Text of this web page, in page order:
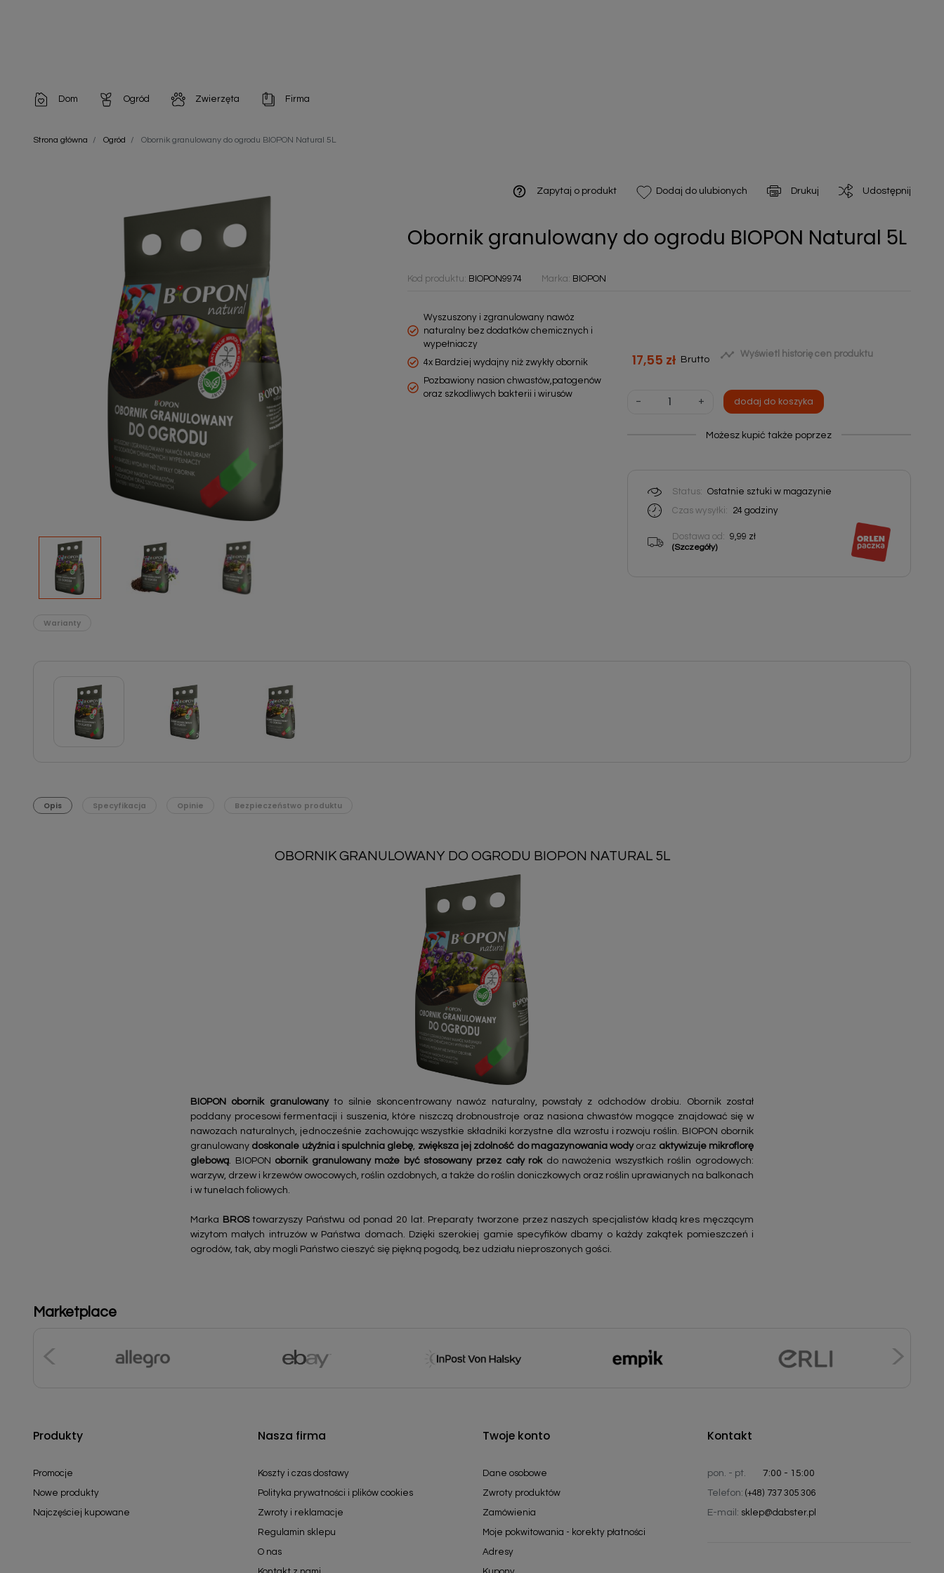
Dom
Artykuły dekoracyjne
Zobacz wszystkie
Ogród
Chemia do architektury ogrodowej
Odstraszacze owadów
Odstraszacze zwierząt
Nawozy i preparaty
Narzędzia ogrodnicze
Nasiona
Podłoża
Pozostałe
Środki ochrony roślin
Środki ochrony roślin dla profesjonalistów
Zobacz wszystkie
Zwierzęta
Szampony i odżywki
Chusteczki nawilżane
Firma
Artykuły Higieniczne
Strona główna Ogród Obornik granulowany do ogrodu BIOPON Natural 5L
help_outline Zapytaj o produkt Dodaj do ulubionych Drukuj Udostępnij
Obornik granulowany do ogrodu BIOPON Natural 5L
Kod produktu: BIOPON9974 Marka: BIOPON
Wyszuszony i zgranulowany nawóz
naturalny bez dodatków chemicznych i
wypełniaczy
4x Bardziej wydajny niż zwykły obornik
Pozbawiony nasion chwastów,patogenów
oraz szkodliwych bakterii i wirusów
17,55 zł Brutto  Wyświetl historię cen produktu
- + dodaj do koszyka
Możesz kupić także poprzez
Status: Ostatnie sztuki w magazynie
Czas wysyłki:
24 godziny
Dostawa od: 9,99 zł
(Szczegóły)
Warianty
Opis Specyfikacja Opinie Bezpieczeństwo produktu
OBORNIK GRANULOWANY DO OGRODU BIOPON NATURAL 5L
BIOPON obornik granulowanyto silnie skoncentrowany nawóz naturalny, powstały z odchodów drobiu. Obornik został
poddany procesowi fermentacji i suszenia, które niszczą drobnoustroje oraz nasiona chwastów mogące znajdować się w
nawozach naturalnych, jednocześnie zachowując wszystkie składniki korzystne dla wzrostu i rozwoju roślin. BIOPON obornik
granulowany doskonale użyźnia i spulchnia glebę, zwiększa jej zdolność do magazynowania wodyoraz aktywizuje mikroflorę
glebową. BIOPON obornik granulowany może być stosowany przez cały rokdo nawożenia wszystkich roślin ogrodowych:
warzyw, drzew i krzewów owocowych, roślin ozdobnych, a także do roślin doniczkowych oraz roślin uprawianych na balkonach
i w tunelach foliowych.
Marka BROStowarzyszy Państwu od ponad 20 lat. Preparaty tworzone przez naszych specjalistów kładą kres męczącym
wizytom małych intruzów w Państwa domach. Dzięki szerokiej gamie specyfików dbamy o każdy zakątek pomieszczeń i
ogrodów, tak, aby mogli Państwo cieszyć się piękną pogodą, bez udziału nieproszonych gości.
Marketplace
Produkty
Promocje
Nowe produkty
Najczęściej kupowane
Nasza firma
Koszty i czas dostawy
Polityka prywatności i plików cookies
Zwroty i reklamacje
Regulamin sklepu
O nas
Twoje konto
Dane osobowe
Zwroty produktów
Zamówienia
Moje pokwitowania - korekty płatności
Adresy
Kontakt
pon. - pt.
7:00 - 15:00
Telefon: (+48) 737 305 306
E-mail: sklep@dabster.pl